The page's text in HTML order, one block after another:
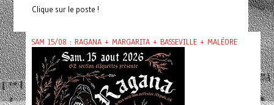
Clique sur le poste !
SAM 15/08 : RAGANA + MARGARITA + BASSEVILLE + MALÉORE